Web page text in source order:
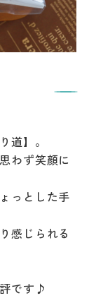
道】。
わず笑顔に
っとした手
感じられる
です♪